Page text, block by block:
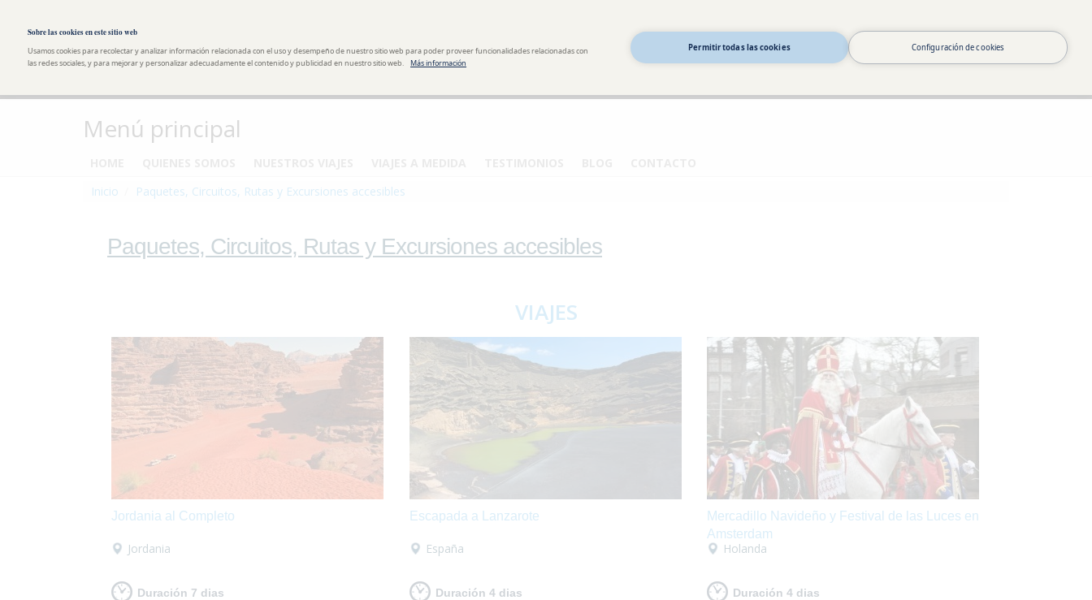
Sobre las cookies en este sitio web
Usamos cookies para recolectar y analizar información relacionada con el uso y desempeño de nuestro sitio web para poder proveer funcionalidades relacionadas con
las redes sociales, y para mejorar y personalizar adecuadamente el contenido y publicidad en nuestro sitio web.
Más información
Permitir todas las cookies Configuración de cookies
Menú principal
Inicio
Paquetes, Circuitos, Rutas y Excursiones accesibles
Paquetes, Circuitos, Rutas y Excursiones accesibles
VIAJES
Jordania al Completo
Jordania
Duración 7 dias
Escapada a Lanzarote
España
Duración 4 dias
Mercadillo Navideño y Festival de las Luces en
Amsterdam
Holanda
Duración 4 dias